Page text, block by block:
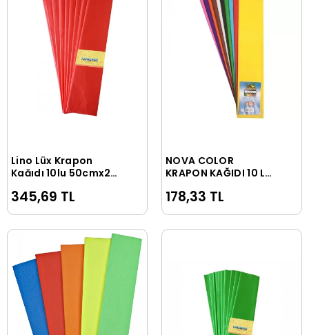
Sepete Ekle
Lino Lüx Krapon
Kağıdı 10lu 50cmx2m
345,69 TL
Sepete Ekle
NOVA COLOR
KRAPON KAĞIDI 10 LU
178,33 TL